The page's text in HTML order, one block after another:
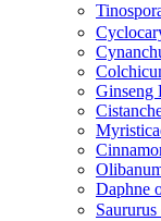
Ginseng
Daphne